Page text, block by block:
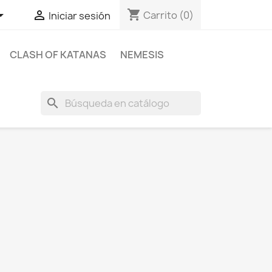
 Iniciar sesión shopping_cart Carrito (0)
CLASH OF KATANAS
NEMESIS
search